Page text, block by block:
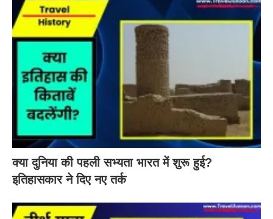
क्या दुनिया की पहली सभ्यता भारत में शुरू हुई?
इतिहासकार ने दिए नए तर्क